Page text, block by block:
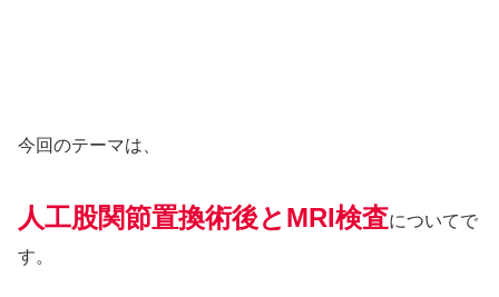
今回のテーマは、
人工股関節置換術後とMRI検査についてで
す。